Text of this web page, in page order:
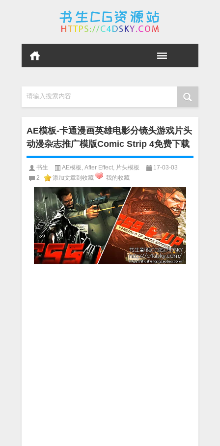
请输入搜索内容
AE模板-卡通漫画英雄电影分镜头游戏片头
动漫杂志推广模版Comic Strip 4免费下载
书生 AE模板 After Effect 片头模板
17-03-03
2
添加文章到收藏 我的收藏